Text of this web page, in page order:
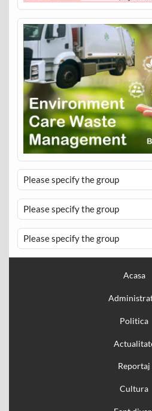
Please specify the group
Please specify the group
Please specify the group
Acasa
Politica
Reportaj
Cultura